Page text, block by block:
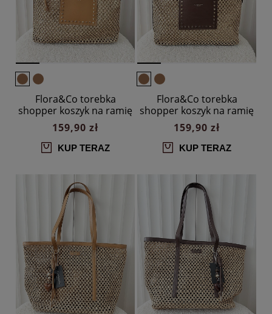
Flora&Co torebka
shopper koszyk na ramię
ciemnobeżowa
159,90 zł
KUP TERAZ
Flora&Co torebka
shopper koszyk na ramię
ciemnobeżowa z
brązowym
159,90 zł
KUP TERAZ